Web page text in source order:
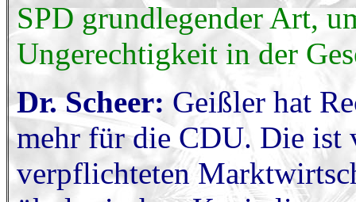
SPD grundlegender Art,
Ungerechtigkeit in der
Dr. Scheer: Geißler hat
mehr für die CDU. Die ist
verpflichteten